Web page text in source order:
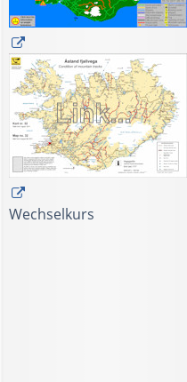
Wechselkurs